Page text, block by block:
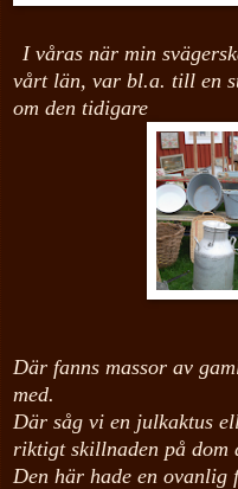
I våras när min
vårt län, var bl.a. till en
om den tidigare
Där fanns massor av
med.
Där såg vi en julkaktus
riktigt skillnaden på dom
Den här hade en ovanlig